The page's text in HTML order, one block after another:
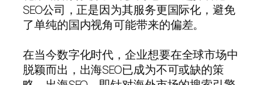
SEO公司，正是因为其服务更国际化，避免
了单纯的国内视角可能带来的偏差。
在当今数字化时代，企业想要在全球市场中
脱颖而出，出海SEO已成为不可或缺的策